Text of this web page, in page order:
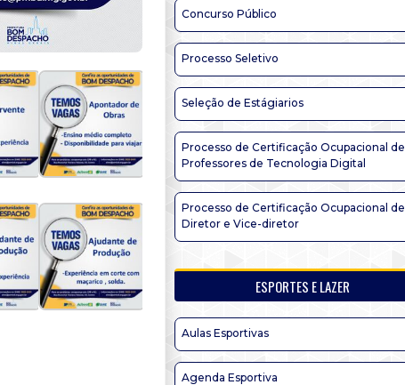
Concurso Público
Processo Seletivo
Seleção de Estágiarios
Processo de Certificação Ocupacional de
Professores de Tecnologia Digital
Processo de Certificação Ocupacional de
Diretor e Vice-diretor
ESPORTES E LAZER
Aulas Esportivas
Agenda Esportiva